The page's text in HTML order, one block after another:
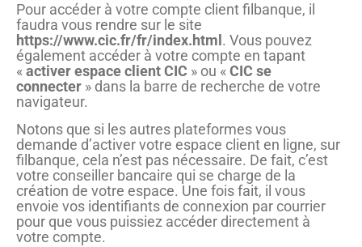
Pour accéder à votre compte client filbanque, il
faudra vous rendre sur le site
https://www.cic.fr/fr/index.html . Vous pouvez
également accéder à votre compte en tapant
«activer espace client CIC » ou «CIC se
connecter » dans la barre de recherche de votre
navigateur.
Notons que si les autres plateformes vous
demande d’activer votre espace client en ligne, sur
filbanque, cela n’est pas nécessaire. De fait, c’est
votre conseiller bancaire qui se charge de la
création de votre espace. Une fois fait, il vous
envoie vos identifiants de connexion par courrier
pour que vous puissiez accéder directement à
votre compte.